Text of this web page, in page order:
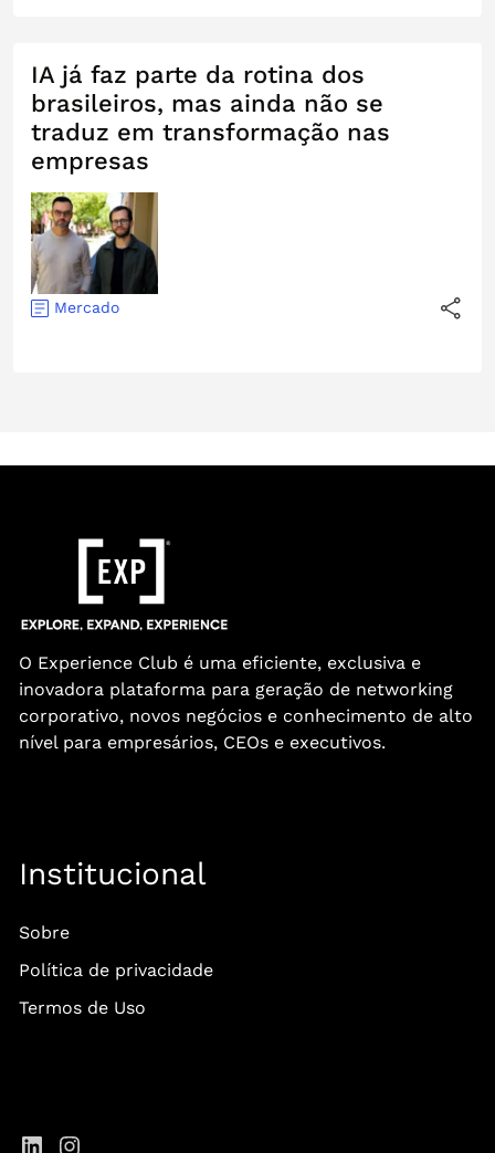
IA já faz parte da rotina dos
brasileiros, mas ainda não se
traduz em transformação nas
empresas
Mercado
O Experience Club é uma eficiente, exclusiva e
inovadora plataforma para geração de networking
corporativo, novos negócios e conhecimento de alto
nível para empresários, CEOs e executivos.
Institucional
Sobre
Política de privacidade
Termos de Uso